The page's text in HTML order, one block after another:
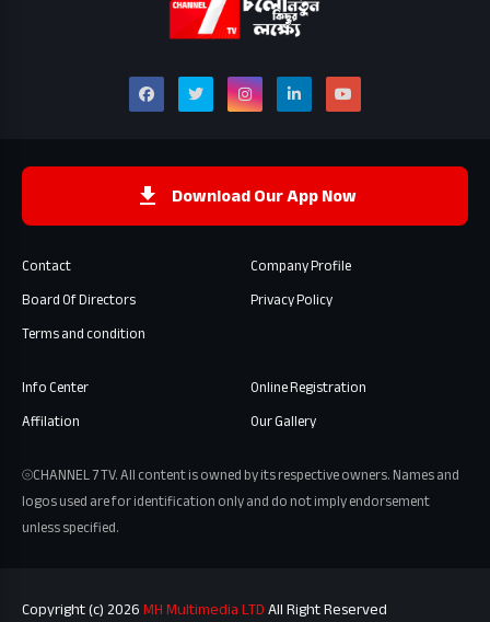
Download Our App Now
Contact
Company Profile
Board Of Directors
Privacy Policy
Terms and condition
Info Center
Online Registration
Affilation
Our Gallery
⦾CHANNEL 7 TV. All content is owned by its respective owners. Names and
logos used are for identification only and do not imply endorsement
unless specified.
Copyright (c) 2026MH Multimedia LTDAll Right Reserved